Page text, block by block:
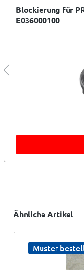
Blockierung für
E036000100
Ähnliche Artikel
Muster